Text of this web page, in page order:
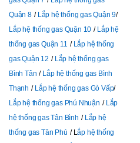
Quận 8
Lắp hệ thống gas Quận 9
Lắp hệ thống gas Quận 10
Lắp hệ
thống gas Quận 11
Lắp hệ thống
gas Quận 12
Lắp hệ thống gas
Bình Tân
Lắp hệ thống gas Bình
Thạnh
Lắp hệ thống gas Gò Vấp
Lắp hệ thống gas Phú Nhuận
Lắp
hệ thống gas Tân Bình
Lắp hệ
thống gas Tân Phú
Lắp hệ thống